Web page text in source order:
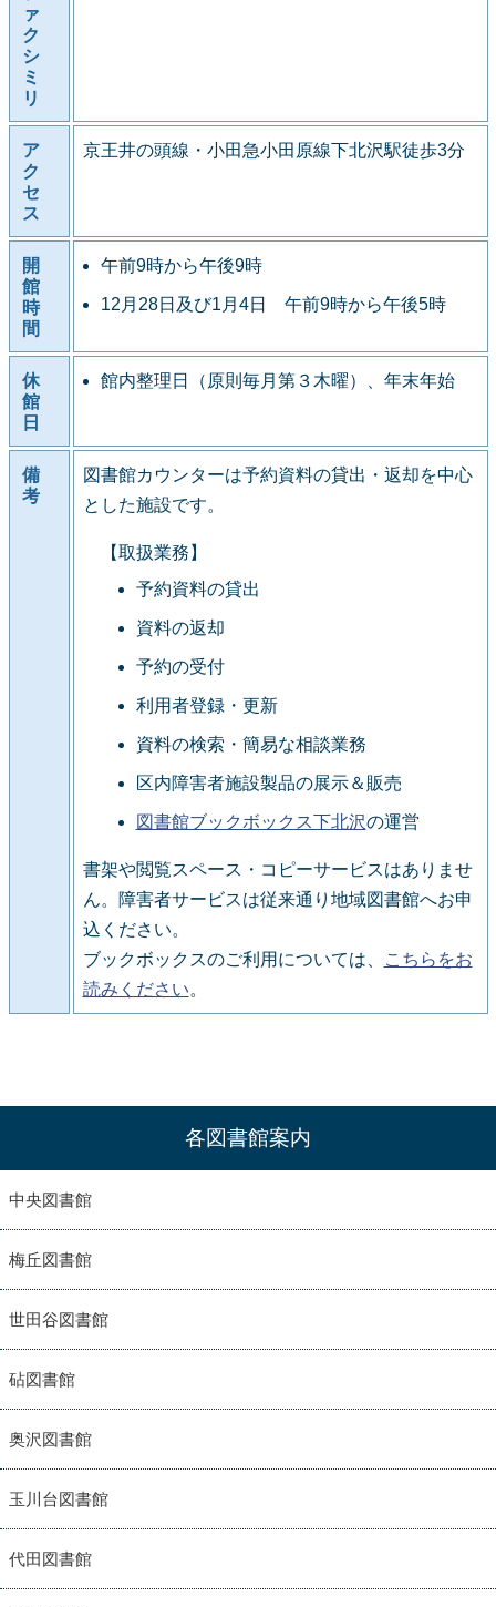
ァ
ク
シ
ミ
リ
ア
ク
セ
ス
京王井の頭線・小田急小田原線下北沢駅徒歩3分
開
館
時
間
午前9時から午後9時
12月28日及び1月4日 午前9時から午後5時
休
館
日
館内整理日（原則毎月第３木曜）、年末年始
備
考
図書館カウンターは予約資料の貸出・返却を中心
とした施設です。
【取扱業務】
予約資料の貸出
資料の返却
予約の受付
利用者登録・更新
資料の検索・簡易な相談業務
区内障害者施設製品の展示＆販売
図書館ブックボックス下北沢の運営
書架や閲覧スペース・コピーサービスはありませ
ん。障害者サービスは従来通り地域図書館へお申
込ください。
ブックボックスのご利用については、
こちらをお
読みください。
各図書館案内
中央図書館
梅丘図書館
世田谷図書館
砧図書館
奥沢図書館
玉川台図書館
代田図書館